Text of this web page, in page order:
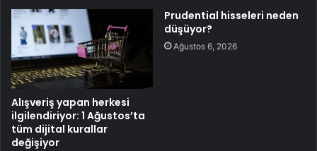
Alışveriş yapan herkesi
ilgilendiriyor: 1 Ağustos’ta
tüm dijital kurallar
değişiyor
Prudential hisseleri neden
düşüyor?
Ağustos 6, 2026